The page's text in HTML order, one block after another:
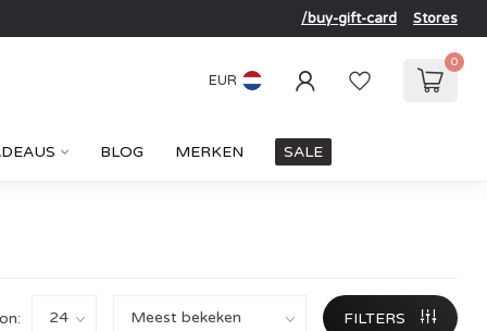
/buy-gift-card Stores
EUR
0
BLOG MERKEN SALE
FILTERS